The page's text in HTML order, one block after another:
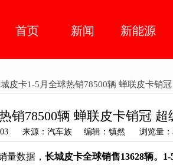
首页 新闻 新能源
皮卡1-5月全球热销78500辆 蝉联皮卡销
销78500辆 蝉联皮卡销冠
03 来源：汽车族 编辑：镇然 浏览量：
量数据， 长城皮卡全球销售13628辆。 1-